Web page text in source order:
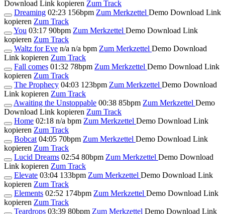
Download Link kopieren Zum Track
Dreaming 02:23 156bpm Zum Merkzettel Demo Download Link
kopieren Zum Track
You 03:17 90bpm Zum Merkzettel Demo Download Link
kopieren Zum Track
Waltz for Eve n/a n/a bpm Zum Merkzettel Demo Download
Link kopieren Zum Track
Fall comes 01:32 78bpm Zum Merkzettel Demo Download Link
kopieren Zum Track
The Prophecy 04:03 123bpm Zum Merkzettel Demo Download
Link kopieren Zum Track
Awaiting the Unstoppable 00:38 85bpm Zum Merkzettel Demo
Download Link kopieren Zum Track
Home 02:18 n/a bpm Zum Merkzettel Demo Download Link
kopieren Zum Track
Bobcat 04:05 70bpm Zum Merkzettel Demo Download Link
kopieren Zum Track
Lucid Dreams 02:54 80bpm Zum Merkzettel Demo Download
Link kopieren Zum Track
Elevate 03:04 133bpm Zum Merkzettel Demo Download Link
kopieren Zum Track
Elements 02:52 174bpm Zum Merkzettel Demo Download Link
kopieren Zum Track
Teardrops 03:39 80bpm Zum Merkzettel Demo Download Link